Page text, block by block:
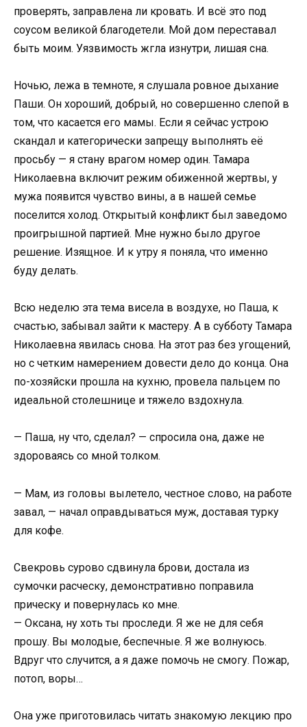
проверять, заправлена ли кровать. И всё это под
соусом великой благодетели. Мой дом переставал
быть моим. Уязвимость жгла изнутри, лишая сна.
Ночью, лежа в темноте, я слушала ровное дыхание
Паши. Он хороший, добрый, но совершенно слепой в
том, что касается его мамы. Если я сейчас устрою
скандал и категорически запрещу выполнять её
просьбу — я стану врагом номер один. Тамара
Николаевна включит режим обиженной жертвы, у
мужа появится чувство вины, а в нашей семье
поселится холод. Открытый конфликт был заведомо
проигрышной партией. Мне нужно было другое
решение. Изящное. И к утру я поняла, что именно
буду делать.
Всю неделю эта тема висела в воздухе, но Паша, к
счастью, забывал зайти к мастеру. А в субботу Тамара
Николаевна явилась снова. На этот раз без угощений,
но с четким намерением довести дело до конца. Она
по-хозяйски прошла на кухню, провела пальцем по
идеальной столешнице и тяжело вздохнула.
— Паша, ну что, сделал? — спросила она, даже не
здороваясь со мной толком.
— Мам, из головы вылетело, честное слово, на работе
завал, — начал оправдываться муж, доставая турку
для кофе.
Свекровь сурово сдвинула брови, достала из
сумочки расческу, демонстративно поправила
прическу и повернулась ко мне.
— Оксана, ну хоть ты проследи. Я же не для себя
прошу. Вы молодые, беспечные. Я же волнуюсь.
Вдруг что случится, а я даже помочь не смогу. Пожар,
потоп, воры…
Она уже приготовилась читать знакомую лекцию про